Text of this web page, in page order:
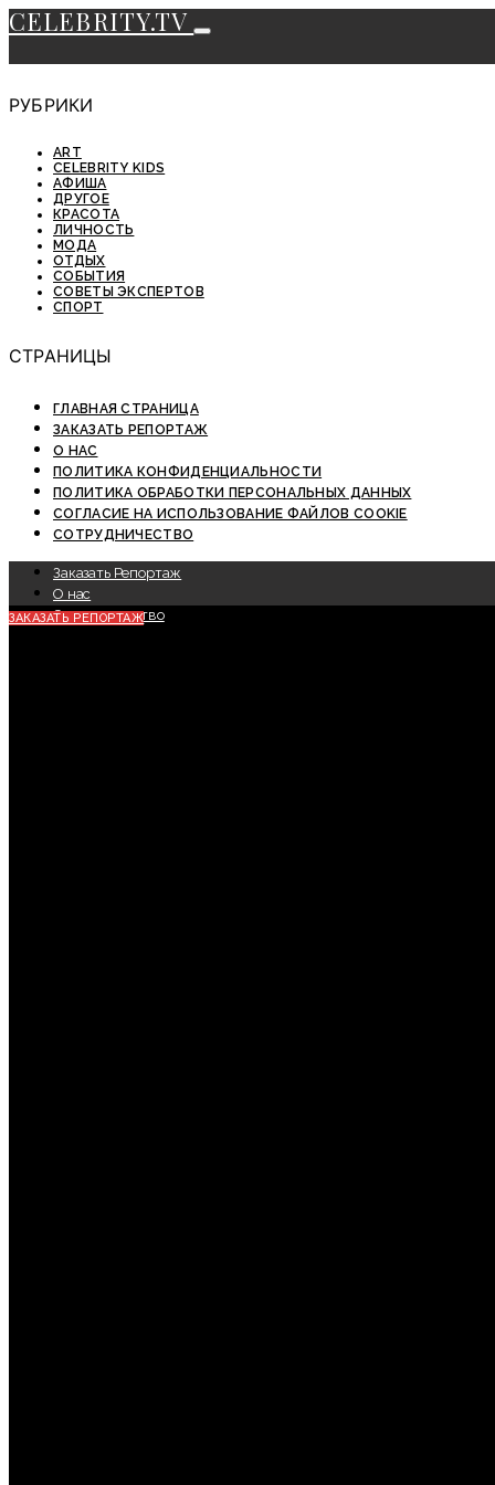
CELEBRITY.TV
РУБРИКИ
ART
CELEBRITY KIDS
АФИША
ДРУГОЕ
КРАСОТА
ЛИЧНОСТЬ
МОДА
ОТДЫХ
СОБЫТИЯ
СОВЕТЫ ЭКСПЕРТОВ
СПОРТ
СТРАНИЦЫ
ГЛАВНАЯ СТРАНИЦА
ЗАКАЗАТЬ РЕПОРТАЖ
О НАС
ПОЛИТИКА КОНФИДЕНЦИАЛЬНОСТИ
ПОЛИТИКА ОБРАБОТКИ ПЕРСОНАЛЬНЫХ ДАННЫХ
СОГЛАСИЕ НА ИСПОЛЬЗОВАНИЕ ФАЙЛОВ COOKIE
СОТРУДНИЧЕСТВО
Заказать Репортаж
О нас
Сотрудничество
ЗАКАЗАТЬ РЕПОРТАЖ